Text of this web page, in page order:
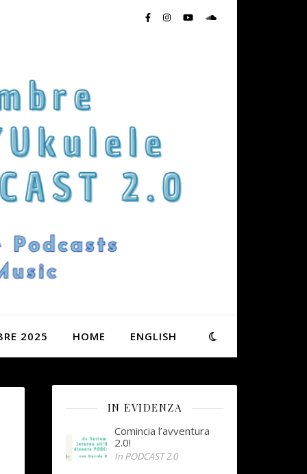
2025 HOME ENGLISH
IN EVIDENZA
Comincia l’avventura
2.0!
In PODCAST 2.0